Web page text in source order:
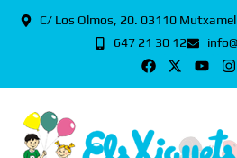
C/ Los Olmos, 20. 03110
647 21 30 12